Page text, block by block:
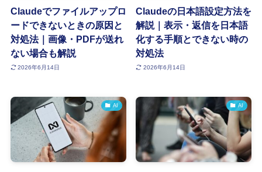
Claudeでファイルアップロ
ードできないときの原因と
対処法｜画像・PDFが送れ
ない場合も解説
2026年6月14日
Claudeの日本語設定方法を
解説｜表示・返信を日本語
化する手順とできない時の
対処法
2026年6月14日
AI AI